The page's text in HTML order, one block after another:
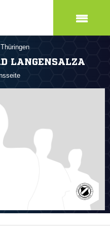
Thüringen
LANGENSALZA